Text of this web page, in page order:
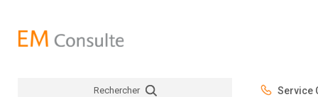
Rechercher Service